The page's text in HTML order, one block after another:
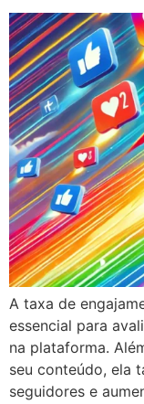
A taxa de
essencial para
na plataforma.
seu conteúdo, ela
seguidores e